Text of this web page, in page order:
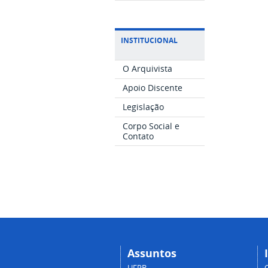
INSTITUCIONAL
O Arquivista
Apoio Discente
Legislação
Corpo Social e
Contato
Assuntos